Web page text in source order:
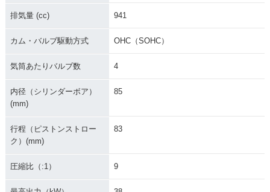
排気量 (cc) 941
カム・バルブ駆動方式 OHC（SOHC）
気筒あたりバルブ数 4
内径（シリンダーボア）
(mm)
85
行程（ピストンストロー
ク）(mm)
83
圧縮比（:1） 9